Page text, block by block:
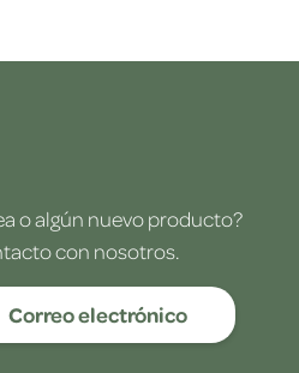
o algún nuevo producto?
con nosotros.
Correo electrónico